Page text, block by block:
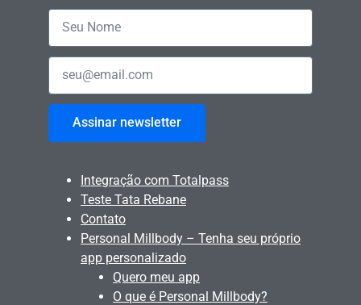
Assinar newsletter
Integração com Totalpass
Teste Tata Rebane
Contato
Personal Millbody – Tenha seu próprio
app personalizado
Quero meu app
O que é Personal Millbody?